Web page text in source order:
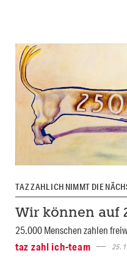
TAZ ZAHL ICH NIMMT DIE
Wir können auf
25.000 Menschen zahlen
taz zahl ich-team